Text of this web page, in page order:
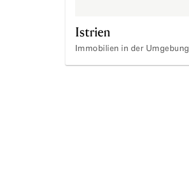
Istrien
Immobilien in der Umgebung